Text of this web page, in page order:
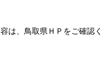
は、鳥取県ＨＰをご確認く